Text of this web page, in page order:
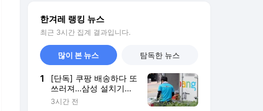
한겨레 랭킹 뉴스
최근 3시간 집계 결과입니다.
많이 본 뉴스 탐독한 뉴스
1
[단독] 쿠팡 배송하다 또
쓰러져…삼성 설치기사
“땀냄새로 평점 깎아”
3시간 전